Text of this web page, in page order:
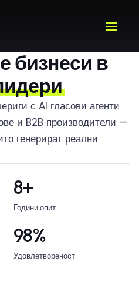
бизнеси в
с AI гласови агенти
и B2B производители —
генерират реални
8+
Години опит
98%
Удовлетвореност